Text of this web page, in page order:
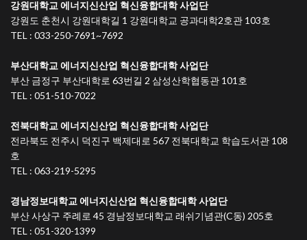
강원대학교 에너지신산업 혁신융합대학 사업단
강원도 춘천시 강원대학길 1 강원대학교 공과대학2호관 103호
TEL : 033-250-7691~7692
부산대학교 에너지신산업 혁신융합대학 사업단
부산 금정구 부산대학로 63번길 2 삼성산학협동관 101호
TEL : 051-510-7022
전북대학교 에너지신산업 혁신융합대학 사업단
전라북도 전주시 덕진구 백제대로 567 전북대학교 학습도서관 108
호
TEL : 063-219-5295
경남정보대학교 에너지신산업 혁신융합대학 사업단
부산 사상구 주례로 45 경남정보대학교 래쉬기념관(C동) 205호
TEL : 051-320-1399